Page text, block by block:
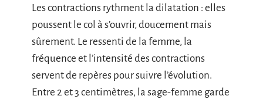
Les contractions rythment la dilatation : elles
poussent le col à s’ouvrir, doucement mais
sûrement. Le ressenti de la femme, la
fréquence et l’intensité des contractions
servent de repères pour suivre l’évolution.
Entre 2 et 3 centimètres, la sage-femme garde